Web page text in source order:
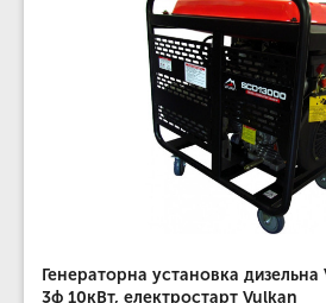
Генераторна установка
3ф 10кВт, електростарт Vulkan